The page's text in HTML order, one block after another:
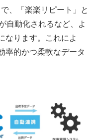
、「楽楽リピート」と
自動化されるなど、よ
なります。これによ
率的かつ柔軟なデータ